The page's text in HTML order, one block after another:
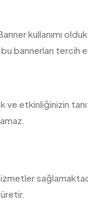
kullanımı
bannerları tercih
ve etkinliğinizin